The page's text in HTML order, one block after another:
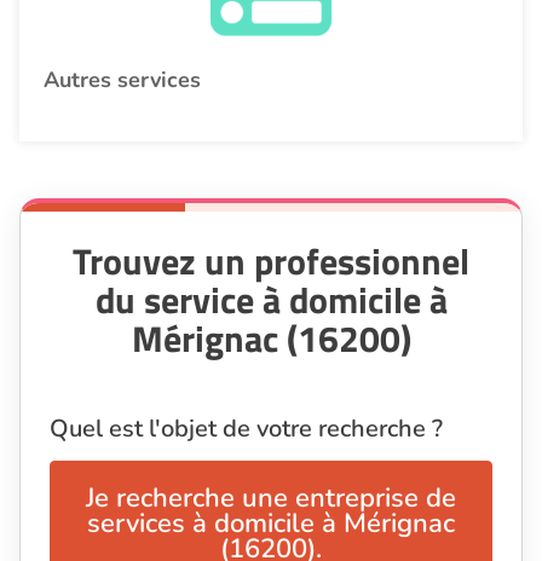
Autres services
Trouvez un professionnel
du service à domicile à
Mérignac (16200)
Quel est l'objet de votre recherche ?
Je recherche une entreprise de
services à domicile à Mérignac
(16200).